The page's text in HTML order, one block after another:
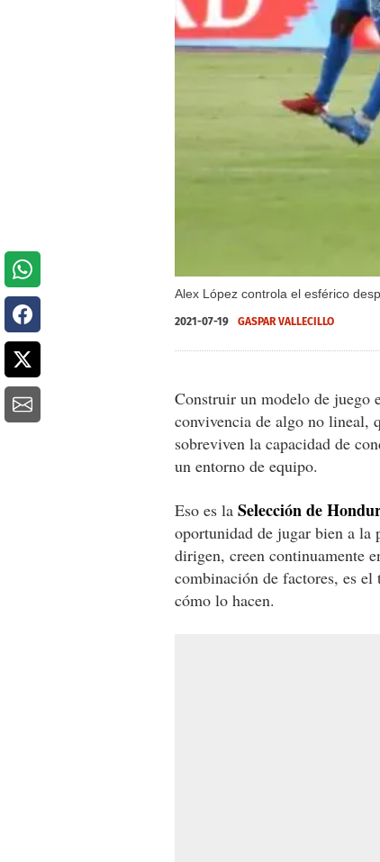
Alex López controla el esférico
2021-07-19 GASPAR VALLECILLO
Construir un modelo de juego
convivencia de algo no lineal,
sobreviven la capacidad de
un entorno de equipo.
Eso es la Selección de
oportunidad de jugar bien a la
dirigen, creen continuamente
combinación de factores, es el
cómo lo hacen.